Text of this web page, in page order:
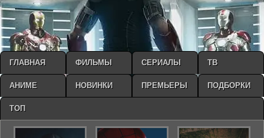
ГЛАВНАЯ ФИЛЬМЫ СЕРИАЛЫ ТВ
АНИМЕ НОВИНКИ ПРЕМЬЕРЫ ПОДБОРКИ
ТОП